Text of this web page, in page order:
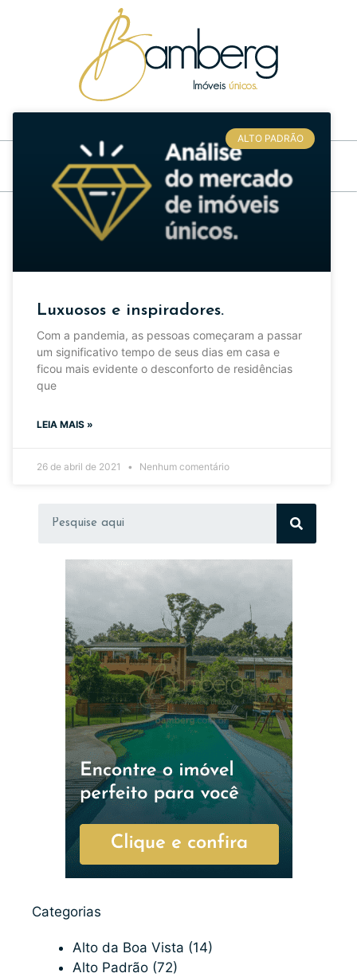
ALTO PADRÃO
Luxuosos e inspiradores.
Com a pandemia, as pessoas começaram a passar
um significativo tempo de seus dias em casa e
ficou mais evidente o desconforto de residências
que
LEIA MAIS »
26 de abril de 2021 Nenhum comentário
Categorias
Alto da Boa Vista (14)
Alto Padrão (72)